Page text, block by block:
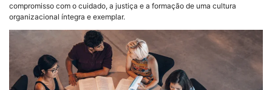
compromisso com o cuidado, a justiça e a formação de uma cultura
organizacional íntegra e exemplar.